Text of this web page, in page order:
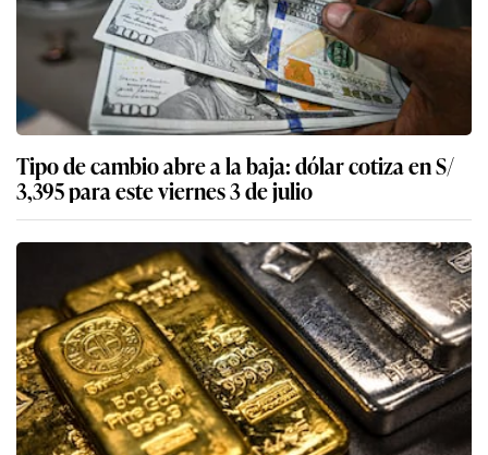
Tipo de cambio abre a la baja: dólar cotiza en S/
3,395 para este viernes 3 de julio